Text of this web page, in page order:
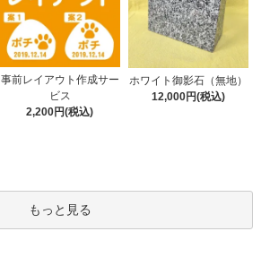
事前レイアウト作成サー
ビス
2,200円(税込)
ホワイト御影石（無地）
12,000円(税込)
もっと見る